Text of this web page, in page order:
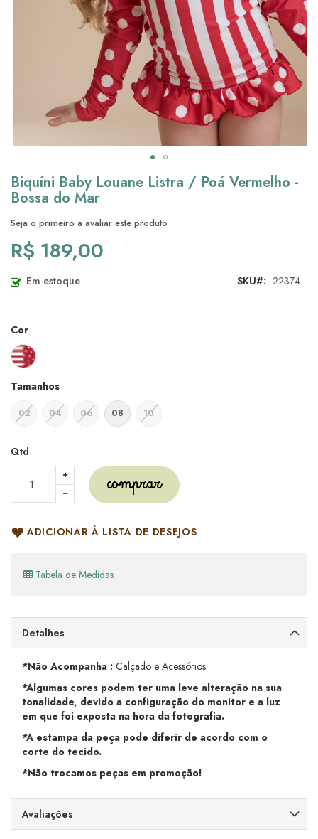
Biquíni Baby Louane Listra / Poá Vermelho -
Bossa do Mar
Seja o primeiro a avaliar este produto
R$ 189,00
Em estoque SKU 22374
Cor
Tamanhos
02 04 06 08 10
Qtd
comprar
ADICIONAR À LISTA DE DESEJOS
Tabela de Medidas
Saltar
para
o
início
da
Galeria
de
imagens
Detalhes
*Não Acompanha : Calçado e Acessórios
*Algumas cores podem ter uma leve alteração na sua
tonalidade, devido a configuração do monitor e a luz
em que foi exposta na hora da fotografia.
*A estampa da peça pode diferir de acordo com o
corte do tecido.
*Não trocamos peças em promoção!
Avaliações